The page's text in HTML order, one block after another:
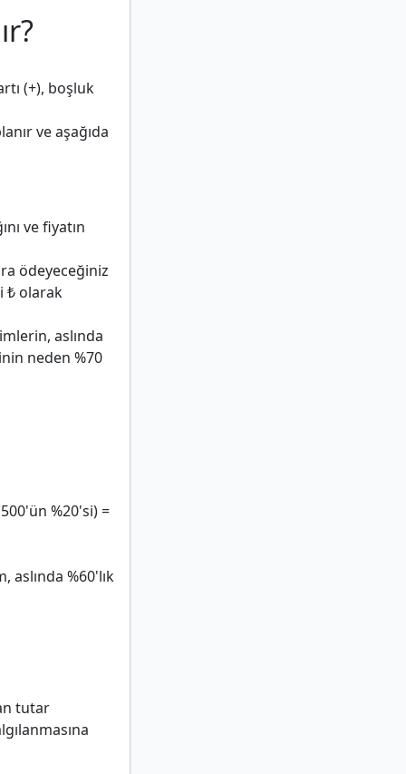
(+), boşluk
ve aşağıda
ve fiyatın
ödeyeceğiniz
₺ olarak
aslında
neden %70
%20'si) =
aslında %60'lık
tutar